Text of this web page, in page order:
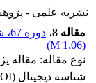
نشریه علمی -
مقاله 8
، دوره 67، شماره 3
(
1.06 M
)
نوع مقاله: مقاله
شناسه دیجیتال (DOI):